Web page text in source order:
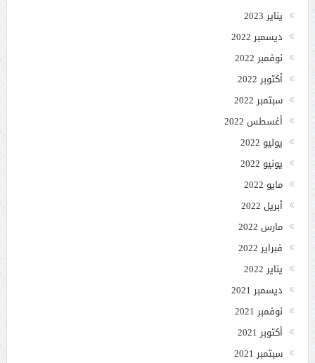
يناير 2023
ديسمبر 2022
نوفمبر 2022
أكتوبر 2022
سبتمبر 2022
أغسطس 2022
يوليو 2022
يونيو 2022
مايو 2022
أبريل 2022
مارس 2022
فبراير 2022
يناير 2022
ديسمبر 2021
نوفمبر 2021
أكتوبر 2021
سبتمبر 2021